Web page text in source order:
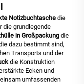
Notizbuchtasche die
die grundlegende
in Großpackung die
dazu bestimmt sind,
Transports und der
die Konstruktion
Ecken und
umfassenden